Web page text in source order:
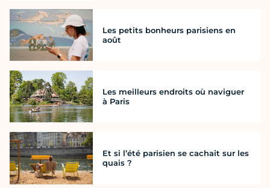
Les petits bonheurs parisiens en
août
Les meilleurs endroits où naviguer
à Paris
Et si l’été parisien se cachait sur les
quais ?